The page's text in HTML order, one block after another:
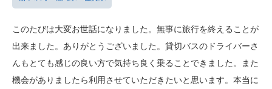
このたびは大変お世話になりました。無事に旅行を終えることが
出来ました。ありがとうございました。貸切バスのドライバーさ
んもとても感じの良い方で気持ち良く乗ることできました。また
機会がありましたら利用させていただきたいと思います。本当に